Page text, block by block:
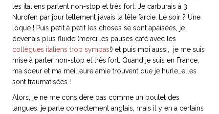
les italiens parlent non-stop et très fort. Je carburais à 3
Nurofen par jour tellement j’avais la tête farcie. Le soir ? Une
loque ! Puis petit à petit les choses se sont apaisées, je
devenais plus fluide (merci les pauses café avec les
collègues italiens trop sympas!) et puis moi aussi, je me suis
mise à parler non-stop et très fort. Quand je suis en France,
ma soeur et ma meilleure amie trouvent que je hurle…elles
sont traumatisées !
Alors, je ne me considère pas comme un boulet des
langues, je parle correctement anglais, mais il y en a certains